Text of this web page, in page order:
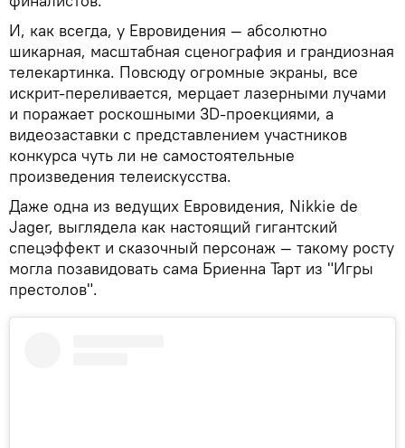
И, как всегда, у Евровидения — абсолютно
шикарная, масштабная сценография и грандиозная
телекартинка. Повсюду огромные экраны, все
искрит-переливается, мерцает лазерными лучами
и поражает роскошными 3D-проекциями, а
видеозаставки с представлением участников
конкурса чуть ли не самостоятельные
произведения телеискусства.
Даже одна из ведущих Евровидения, Nikkie de
Jager, выглядела как настоящий гигантский
спецэффект и сказочный персонаж — такому росту
могла позавидовать сама Бриенна Тарт из "Игры
престолов".